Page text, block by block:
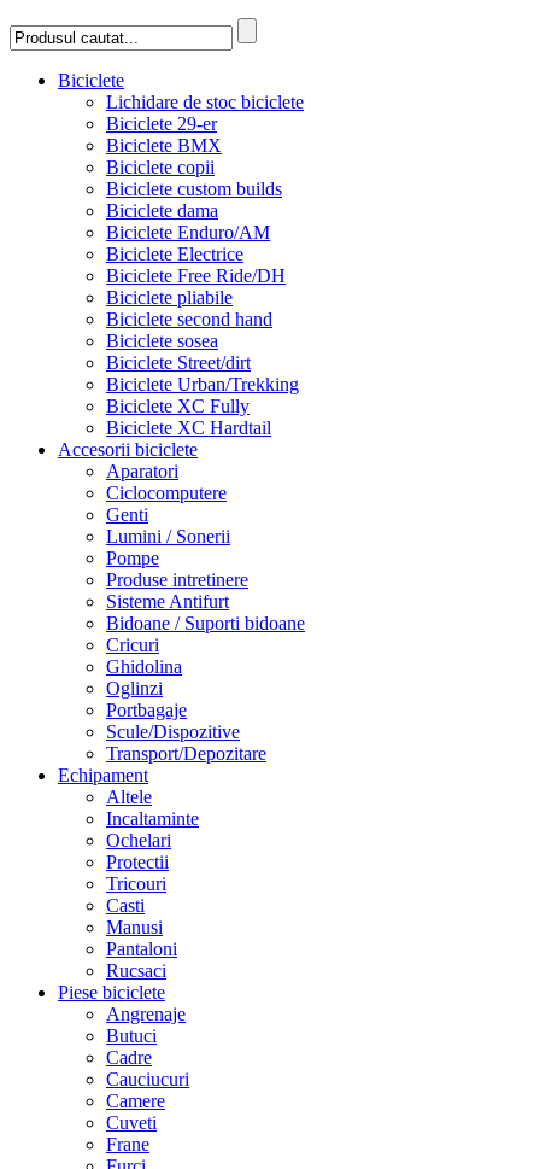
Biciclete
Lichidare de stoc biciclete
Biciclete 29-er
Biciclete BMX
Biciclete copii
Biciclete custom builds
Biciclete dama
Biciclete Enduro/AM
Biciclete Electrice
Biciclete Free Ride/DH
Biciclete pliabile
Biciclete second hand
Biciclete sosea
Biciclete Street/dirt
Biciclete Urban/Trekking
Biciclete XC Fully
Biciclete XC Hardtail
Accesorii biciclete
Aparatori
Ciclocomputere
Genti
Lumini / Sonerii
Pompe
Produse intretinere
Sisteme Antifurt
Bidoane / Suporti bidoane
Cricuri
Ghidolina
Oglinzi
Portbagaje
Scule/Dispozitive
Transport/Depozitare
Echipament
Altele
Incaltaminte
Ochelari
Protectii
Tricouri
Casti
Manusi
Pantaloni
Rucsaci
Piese biciclete
Angrenaje
Butuci
Cadre
Cauciucuri
Camere
Cuveti
Frane